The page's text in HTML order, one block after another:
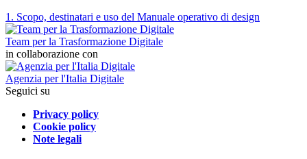
1. Scopo, destinatari e uso del Manuale operativo di design
Team per la Trasformazione Digitale
in collaborazione con
Agenzia per l'Italia Digitale
Seguici su
Privacy policy
Cookie policy
Note legali